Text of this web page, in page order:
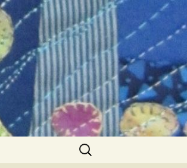
Rechercher :